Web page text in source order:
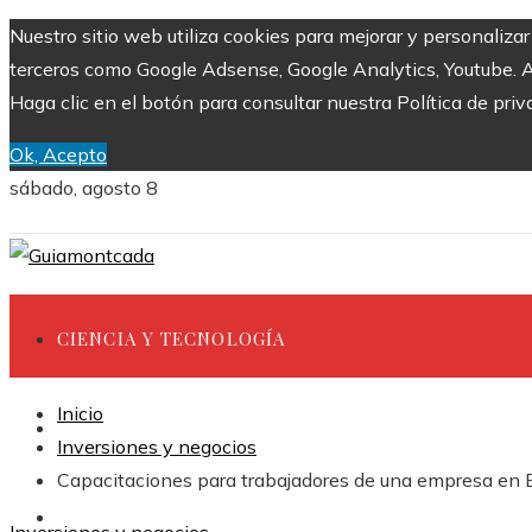
Nuestro sitio web utiliza cookies para mejorar y
terceros como Google Adsense, Google Analytics,
Haga clic en el botón para consultar nuestra Política de
Ok, Acepto
sábado, agosto 8
CIENCIA Y TECNOLOGÍA
INVERSIONES Y NEGOCIOS
Inicio
Inversiones y negocios
Capacitaciones para trabajadores de una empresa en